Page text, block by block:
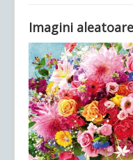
Ultimele articole: Vi,
Imagini aleatoare